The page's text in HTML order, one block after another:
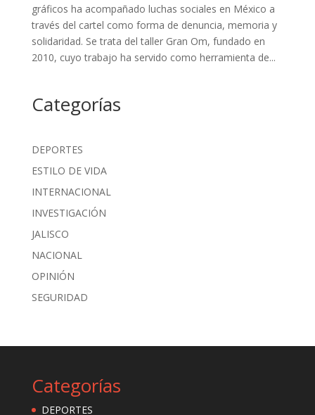
gráficos ha acompañado luchas sociales en México a
través del cartel como forma de denuncia, memoria y
solidaridad. Se trata del taller Gran Om, fundado en
2010, cuyo trabajo ha servido como herramienta de...
Categorías
DEPORTES
ESTILO DE VIDA
INTERNACIONAL
INVESTIGACIÓN
JALISCO
NACIONAL
OPINIÓN
SEGURIDAD
Categorías
DEPORTES